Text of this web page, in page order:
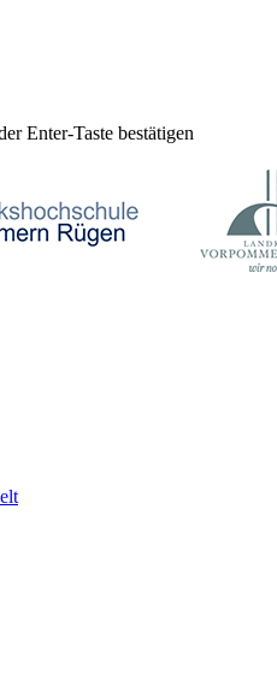
Enter-Taste bestätigen